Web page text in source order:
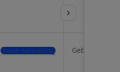
Noise cancelling